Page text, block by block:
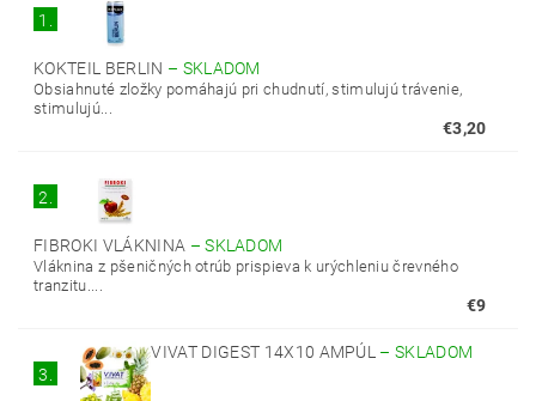
1.
KOKTEIL BERLIN – SKLADOM
Obsiahnuté zložky pomáhajú pri chudnutí, stimulujú trávenie,
stimulujú...
€3,20
2.
FIBROKI VLÁKNINA –SKLADOM
Vláknina z pšeničných otrúb prispieva k urýchleniu črevného
tranzitu....
€9
3.
VIVAT DIGEST 14X10 AMPÚL –SKLADOM